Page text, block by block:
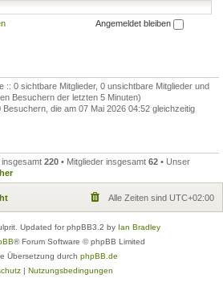
Angemeldet bleiben
:: 0 sichtbare Mitglieder, 0 unsichtbare Mitglieder und
Besuchern der letzten 5 Minuten)
Besuchern, die am 07 Mai 2026 04:52 gleichzeitig
insgesamt 220 • Mitglieder insgesamt 62 • Unser
Alle Zeiten sind UTC+02:00
Updated for phpBB3.2 by Ian Bradley
® Forum Software © phpBB Limited
Übersetzung durch phpBB.de
| Nutzungsbedingungen